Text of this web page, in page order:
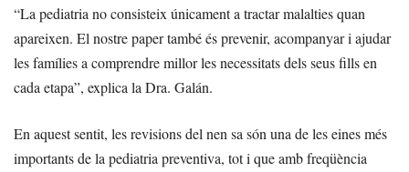
“La pediatria no consisteix únicament a tractar malalties quan
apareixen. El nostre paper també és prevenir, acompanyar i ajudar
les famílies a comprendre millor les necessitats dels seus fills en
cada etapa”, explica la Dra. Galán.
En aquest sentit, les revisions del nen sa són una de les eines més
importants de la pediatria preventiva, tot i que amb freqüència